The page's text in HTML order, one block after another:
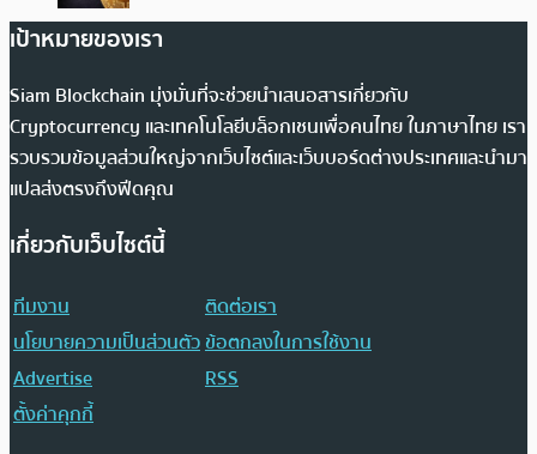
เป้าหมายของเรา
Siam Blockchain มุ่งมั่นที่จะช่วยนำเสนอสารเกี่ยวกับ
Cryptocurrency และเทคโนโลยีบล็อกเชนเพื่อคนไทย ในภาษาไทย เรา
รวบรวมข้อมูลส่วนใหญ่จากเว็บไซต์และเว็บบอร์ดต่างประเทศและนำมา
แปลส่งตรงถึงฟีดคุณ
เกี่ยวกับเว็บไซต์นี้
ทีมงาน
ติดต่อเรา
นโยบายความเป็นส่วนตัวข้อตกลงในการใช้งาน
Advertise
RSS
ตั้งค่าคุกกี้